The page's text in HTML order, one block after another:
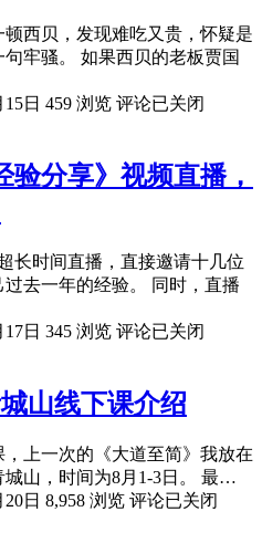
西贝，发现难吃又贵，怀疑是
牢骚。 如果西贝的老板贾国
日 459 浏览 评论已关闭
分享》视频直播，
长时间直播，直接邀请十几位
去一年的经验。 同时，直播
日 345 浏览 评论已关闭
山线下课介绍
上一次的《大道至简》我放在
山，时间为8月1-3日。 最…
日 8,958 浏览 评论已关闭